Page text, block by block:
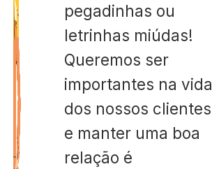
pegadinhas ou
letrinhas miúdas!
Queremos ser
importantes na vida
dos nossos clientes
e manter uma boa
relação é